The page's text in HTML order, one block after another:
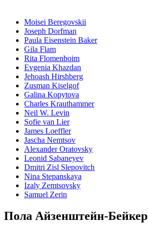
Moisei Beregovskii
Joseph Dorfman
Paula Eisenstein Baker
Gila Flam
Rita Flomenboim
Evgenia Khazdan
Jehoash Hirshberg
Zusman Kiselgof
Galina Kopytova
Charles Krauthammer
Neil W. Levin
Sofie van Lier
James Loeffler
Jascha Nemtsov
Alexander Oratovsky
Leonid Sabaneyev
Dmitri Zisl Slepovitch
Nina Stepanskaya
Izaly Zemtsovsky
Samuel Zerin
Пола Айзенштейн-Бейкер